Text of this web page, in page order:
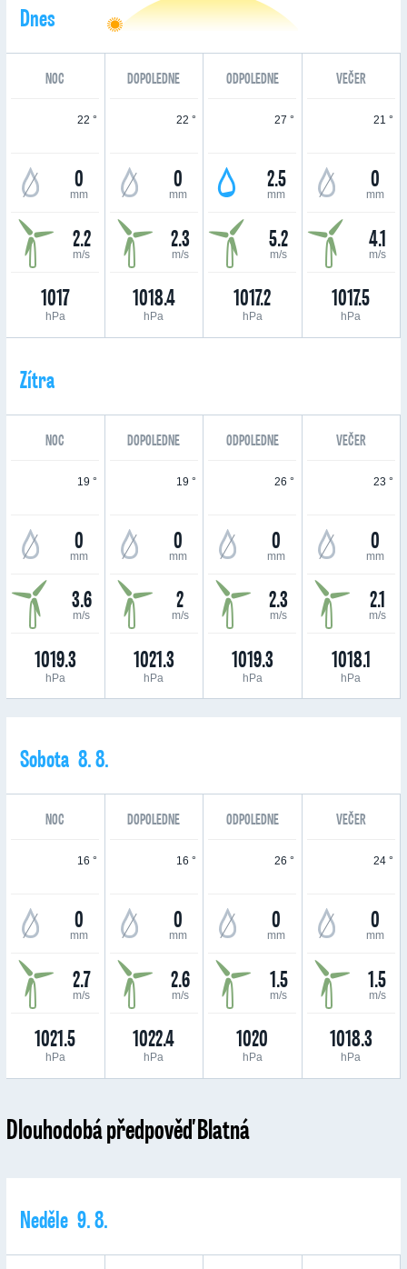
Dnes
NOC DOPOLEDNE ODPOLEDNE VEČER
22 °
0
mm
2.2
m/s
1017
hPa
22 °
0
mm
2.3
m/s
1018.4
hPa
27 °
2.5
mm
5.2
m/s
1017.2
hPa
21 °
0
mm
4.1
m/s
1017.5
hPa
Zítra
NOC DOPOLEDNE ODPOLEDNE VEČER
19 °
0
mm
3.6
m/s
1019.3
hPa
19 °
0
mm
2
m/s
1021.3
hPa
26 °
0
mm
2.3
m/s
1019.3
hPa
23 °
0
mm
2.1
m/s
1018.1
hPa
Sobota 8. 8.
NOC DOPOLEDNE ODPOLEDNE VEČER
16 °
0
mm
2.7
m/s
1021.5
hPa
16 °
0
mm
2.6
m/s
1022.4
hPa
26 °
0
mm
1.5
m/s
1020
hPa
24 °
0
mm
1.5
m/s
1018.3
hPa
Dlouhodobá předpověď Blatná
Neděle 9. 8.